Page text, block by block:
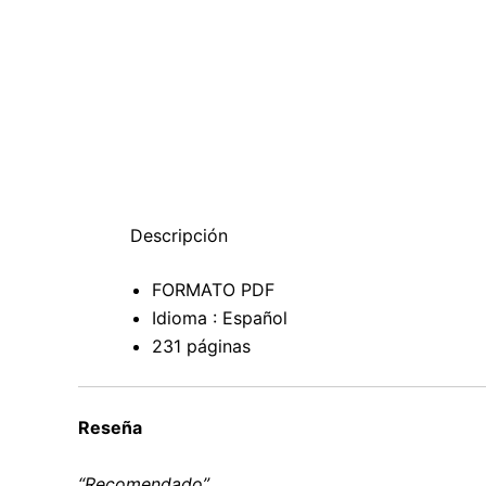
Descripción
FORMATO PDF
Idioma : Español
231 páginas
Reseña